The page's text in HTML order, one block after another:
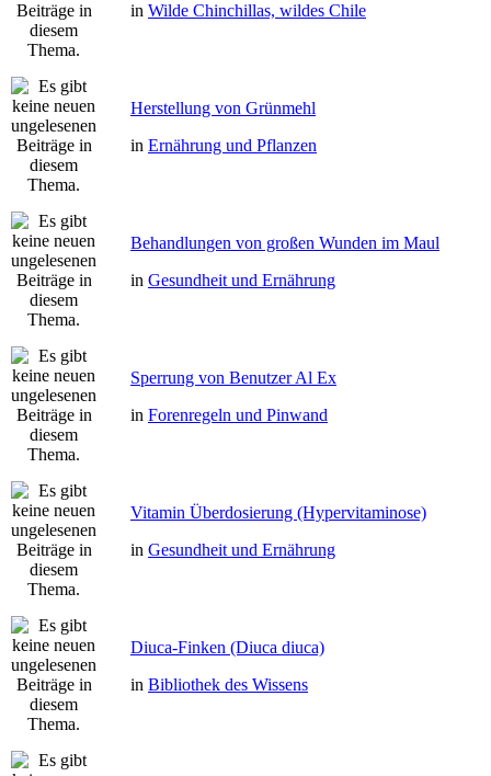
in Wilde Chinchillas, wildes Chile
Herstellung von Grünmehl
in Ernährung und Pflanzen
Behandlungen von großen Wunden im Maul
in Gesundheit und Ernährung
Sperrung von Benutzer Al Ex
in Forenregeln und Pinwand
Vitamin Überdosierung (Hypervitaminose)
in Gesundheit und Ernährung
Diuca-Finken (Diuca diuca)
in Bibliothek des Wissens